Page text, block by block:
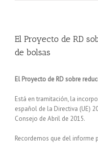
El Proyecto de RD
de bolsas
El Proyecto de RD sobre
Está en tramitación, la
español de la Directiva (UE)
Consejo de Abril de 2015.
Recordemos que del informe